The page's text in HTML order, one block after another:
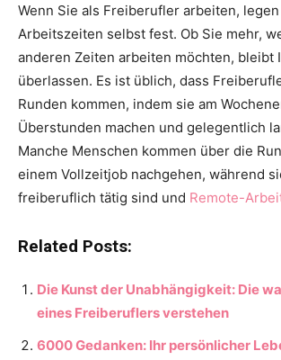
Wenn Sie als Freiberufler arbeiten,
Arbeitszeiten selbst fest. Ob Sie mehr,
anderen Zeiten arbeiten möchten, bleibt
überlassen. Es ist üblich, dass
Runden kommen, indem sie am
Überstunden machen und gelegentlich
Manche Menschen kommen über die
einem Vollzeitjob nachgehen, während
freiberuflich tätig sind und Remote-
Related Posts:
Die Kunst der Unabhängigkeit: Die
eines Freiberuflers verstehen
6000 Gedanken: Ihr persönlicher